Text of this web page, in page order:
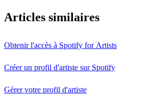
Articles similaires
Obtenir l'accès à Spotify for Artists
Créer un profil d'artiste sur Spotify
Gérer votre profil d'artiste